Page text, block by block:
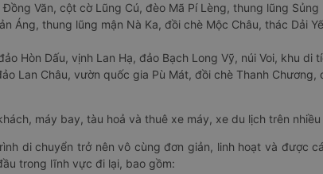
Văn, cột cờ Lũng Cú, đèo Mã Pí Lèng, thung lũng
Áng, thung lũng mận Nà Ka, đồi chè Mộc Châu, thác Dải
Hòn Dấu, vịnh Lan Hạ, đảo Bạch Long Vỹ, núi Voi, khu di
Lan Châu, vườn quốc gia Pù Mát, đồi chè Thanh
máy bay, tàu hoả và thuê xe máy, xe du lịch trên
di chuyển trở nên vô cùng đơn giản, linh hoạt và được
trong lĩnh vực đi lại, bao gồm: